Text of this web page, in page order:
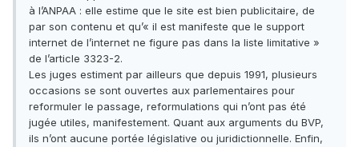
à l’ANPAA : elle estime que le site est bien publicitaire, de
par son contenu et qu’« il est manifeste que le support
internet de l’internet ne figure pas dans la liste limitative »
de l’article 3323-2.
Les juges estiment par ailleurs que depuis 1991, plusieurs
occasions se sont ouvertes aux parlementaires pour
reformuler le passage, reformulations qui n’ont pas été
jugée utiles, manifestement. Quant aux arguments du BVP,
ils n’ont aucune portée législative ou juridictionnelle. Enfin,